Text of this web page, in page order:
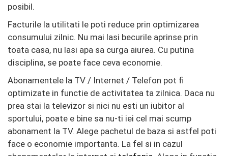
posibil.
Facturile la utilitati le poti reduce prin optimizarea
consumului zilnic. Nu mai lasi becurile aprinse prin
toata casa, nu lasi apa sa curga aiurea. Cu putina
disciplina, se poate face ceva economie.
Abonamentele la TV / Internet / Telefon pot fi
optimizate in functie de activitatea ta zilnica. Daca nu
prea stai la televizor si nici nu esti un iubitor al
sportului, poate e bine sa nu-ti iei cel mai scump
abonament la TV. Alege pachetul de baza si astfel poti
face o economie importanta. La fel si in cazul